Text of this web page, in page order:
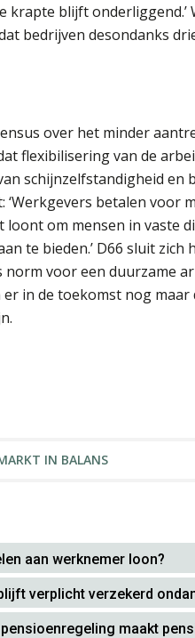
krapte blijft
bedrijven desondanks
over het minder
flexibilisering van de
schijnzelfstandigheid en
betalen voor
om mensen in vaste
te bieden.’ D66 sluit zich
voor een duurzame
er in de toekomst nog
IN BALANS
aan werknemer loon?
verplicht verzekerd
maakt